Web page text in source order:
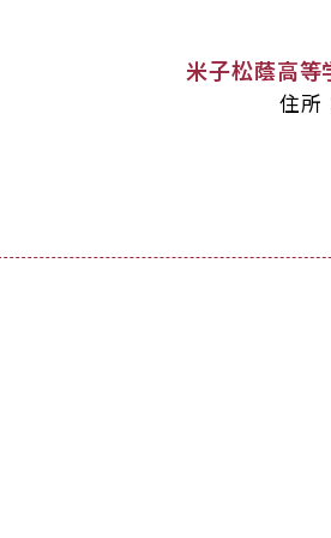
米子松蔭高等
住所